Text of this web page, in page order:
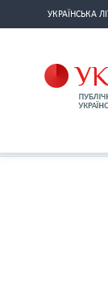
УКРАЇНСЬКА